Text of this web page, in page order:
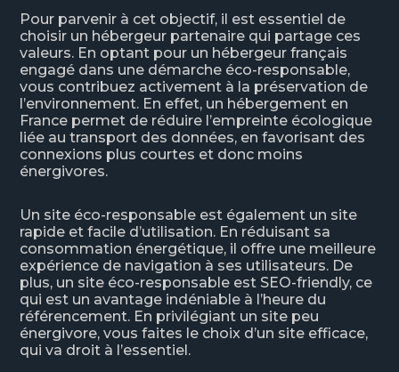
Pour parvenir à cet objectif, il est essentiel de
choisir un hébergeur partenaire qui partage ces
valeurs. En optant pour un hébergeur français
engagé dans une démarche éco-responsable,
vous contribuez activement à la préservation de
l’environnement. En effet, un hébergement en
France permet de réduire l’empreinte écologique
liée au transport des données, en favorisant des
connexions plus courtes et donc moins
énergivores.
Un site éco-responsable est également un site
rapide et facile d’utilisation. En réduisant sa
consommation énergétique, il offre une meilleure
expérience de navigation à ses utilisateurs. De
plus, un site éco-responsable est SEO-friendly, ce
qui est un avantage indéniable à l’heure du
référencement. En privilégiant un site peu
énergivore, vous faites le choix d’un site efficace,
qui va droit à l’essentiel.